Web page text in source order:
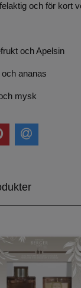
och för kort
och Apelsin
ananas
mysk